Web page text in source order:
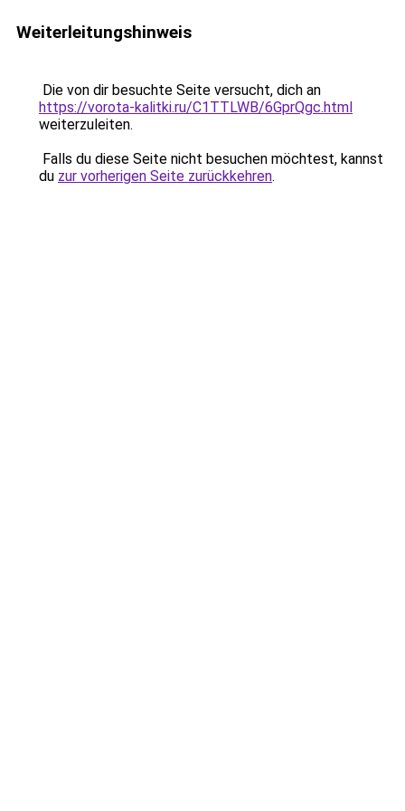
Weiterleitungshinweis
Die von dir besuchte Seite versucht, dich an
https://vorota-kalitki.ru/C1TTLWB/6GprQgc.html
weiterzuleiten.
Falls du diese Seite nicht besuchen möchtest, kannst
du zur vorherigen Seite zurückkehren.